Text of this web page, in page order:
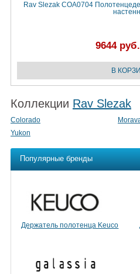
Rav Slezak COA0704
9644 руб.
Коллекции Rav Slezak
Colorado
Yukon
Популярные бренды
Держатель полотенца Keuco